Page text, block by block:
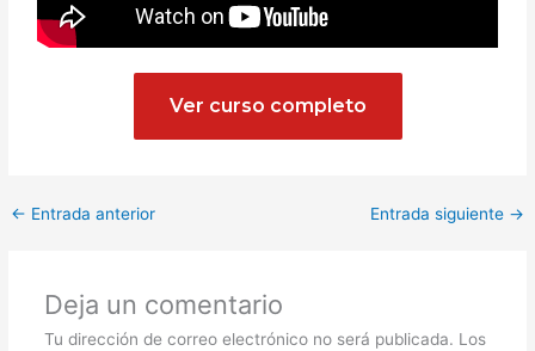
Ver curso completo
← Entrada anterior Entrada siguiente →
Deja un comentario
Tu dirección de correo electrónico no será publicada. Los